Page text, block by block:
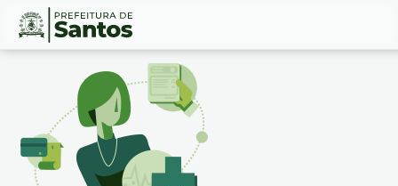
Ir
Conteúdo